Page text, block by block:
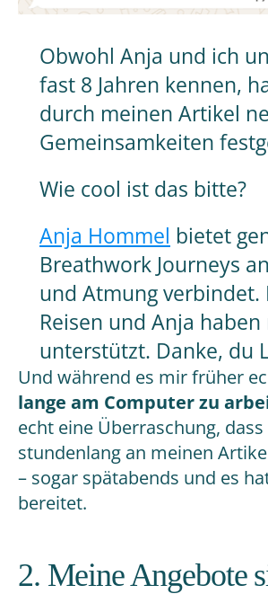
Obwohl Anja und ich
fast 8 Jahren kennen,
durch meinen Artikel
Gemeinsamkeiten
Wie cool ist das bitte?
Anja Hommel bietet
Breathwork Journeys
und Atmung verbindet.
Reisen und Anja
unterstützt. Danke, du
Und während es mir früher
lange am Computer zu
echt eine Überraschung, dass
stundenlang an meinen
– sogar spätabends und es
bereitet.
2. Meine Angebote